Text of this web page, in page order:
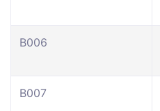
В006
В007